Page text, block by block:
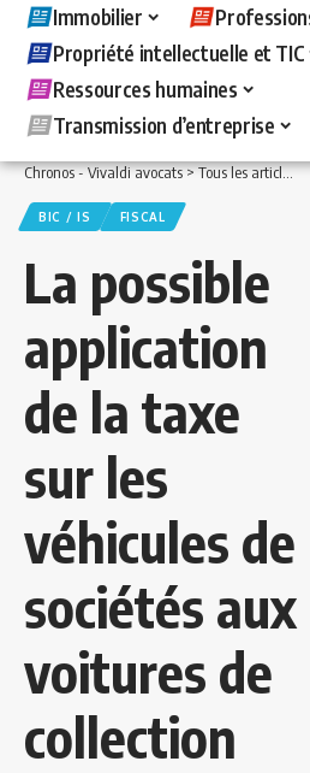
Immobilier
Propriété intellectuelle et TIC
Ressources humaines
Transmission d’entreprise
Chronos - Vivaldi avocats>Tous les articles >
BIC / IS FISCAL
La possible
application
de la taxe
sur les
véhicules de
sociétés aux
voitures de
collection